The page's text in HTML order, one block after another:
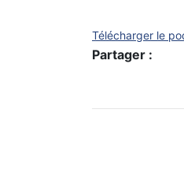
Télécharger le
Partager :